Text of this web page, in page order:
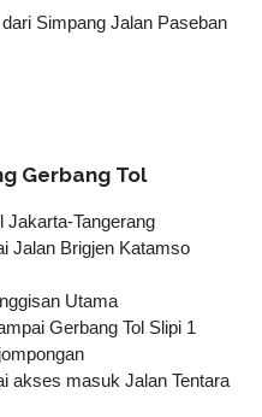
Simpang Jalan Paseban
Gerbang Tol
Tangerang
Jalan Brigjen Katamso
Utama
Gerbang Tol Slipi 1
akses masuk Jalan Tentara